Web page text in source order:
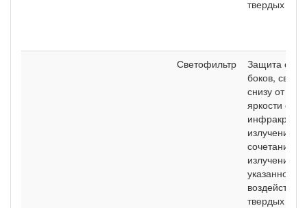
твердых
Светофильтр
Защита
боков,
снизу от
яркости
излучения и
сочетания
излучения
указанного
твердых